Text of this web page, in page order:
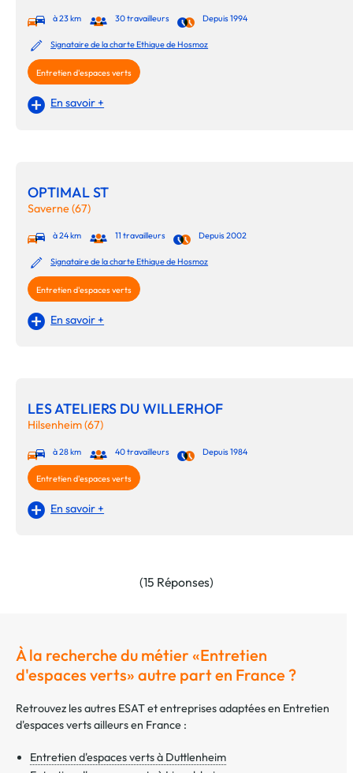
à 23 km 30 travailleurs Depuis 1994
Signataire de la charte Ethique de Hosmoz
Entretien d'espaces verts
En savoir +
OPTIMAL ST
Saverne (67)
à 24 km 11 travailleurs Depuis 2002
Signataire de la charte Ethique de Hosmoz
Entretien d'espaces verts
En savoir +
LES ATELIERS DU WILLERHOF
Hilsenheim (67)
à 28 km 40 travailleurs Depuis 1984
Entretien d'espaces verts
En savoir +
(15 Réponses)
À la recherche du métier «Entretien
d'espaces verts» autre part en France ?
Retrouvez les autres ESAT et entreprises adaptées en Entretien
d'espaces verts ailleurs en France :
Entretien d'espaces verts à Duttlenheim